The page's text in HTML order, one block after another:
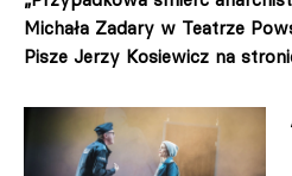
Michała Zadary w Teatrze
Pisze Jerzy Kosiewicz na